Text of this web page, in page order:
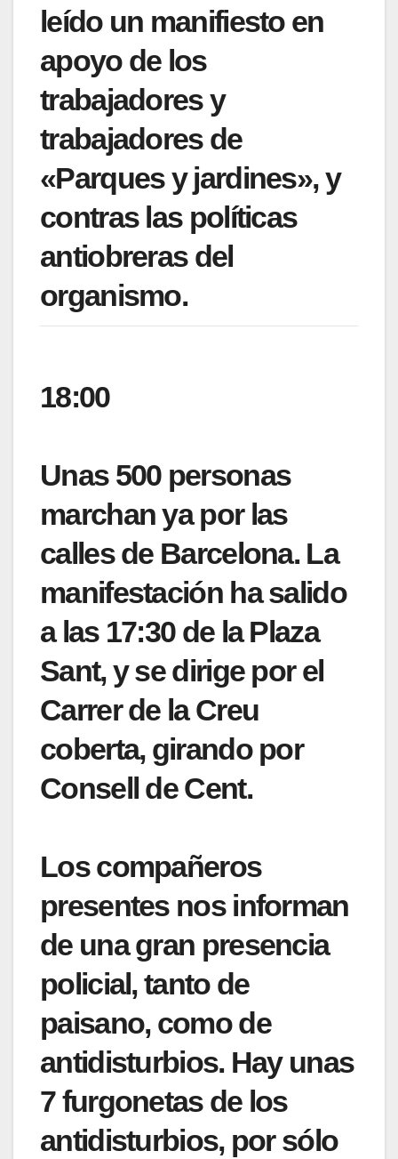
leído un manifiesto en
apoyo de los
trabajadores y
trabajadores de
«Parques y jardines», y
contras las políticas
antiobreras del
organismo.
18:00
Unas 500 personas
marchan ya por las
calles de Barcelona. La
manifestación ha salido
a las 17:30 de la Plaza
Sant, y se dirige por el
Carrer de la Creu
coberta, girando por
Consell de Cent.
Los compañeros
presentes nos informan
de una gran presencia
policial, tanto de
paisano, como de
antidisturbios. Hay unas
7 furgonetas de los
antidisturbios, por sólo